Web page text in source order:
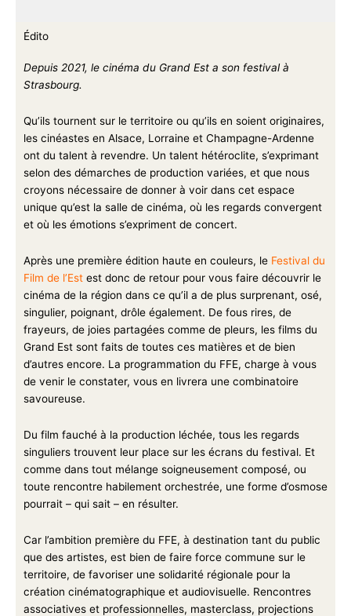
Édito
Depuis 2021, le cinéma du Grand Est a son festival à
Strasbourg.
Qu’ils tournent sur le territoire ou qu’ils en soient originaires,
les cinéastes en Alsace, Lorraine et Champagne-Ardenne
ont du talent à revendre. Un talent hétéroclite, s’exprimant
selon des démarches de production variées, et que nous
croyons nécessaire de donner à voir dans cet espace
unique qu’est la salle de cinéma, où les regards convergent
et où les émotions s’expriment de concert.
Après une première édition haute en couleurs, le Festival du
Film de l’Est est donc de retour pour vous faire découvrir le
cinéma de la région dans ce qu’il a de plus surprenant, osé,
singulier, poignant, drôle également. De fous rires, de
frayeurs, de joies partagées comme de pleurs, les films du
Grand Est sont faits de toutes ces matières et de bien
d’autres encore. La programmation du FFE, charge à vous
de venir le constater, vous en livrera une combinatoire
savoureuse.
Du film fauché à la production léchée, tous les regards
singuliers trouvent leur place sur les écrans du festival. Et
comme dans tout mélange soigneusement composé, ou
toute rencontre habilement orchestrée, une forme d’osmose
pourrait – qui sait – en résulter.
Car l’ambition première du FFE, à destination tant du public
que des artistes, est bien de faire force commune sur le
territoire, de favoriser une solidarité régionale pour la
création cinématographique et audiovisuelle. Rencontres
associatives et professionnelles, masterclass, projections